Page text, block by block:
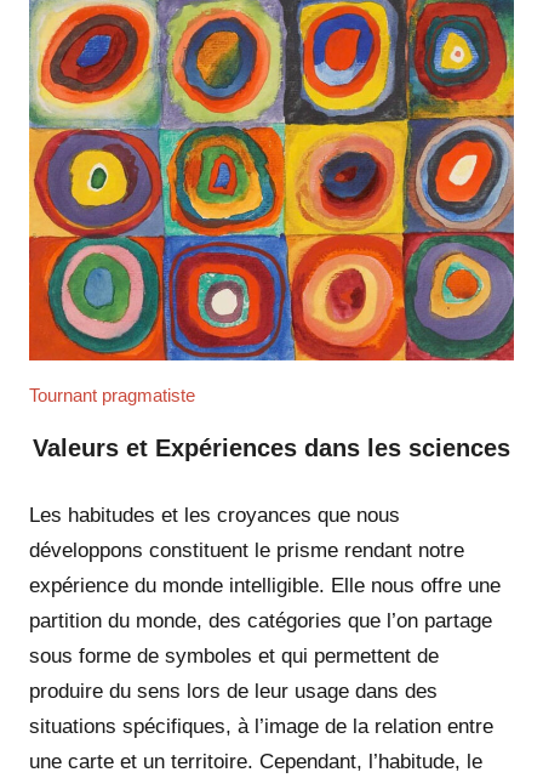
Tournant pragmatiste
Valeurs et Expériences dans les sciences
Les habitudes et les croyances que nous
développons constituent le prisme rendant notre
expérience du monde intelligible. Elle nous offre une
partition du monde, des catégories que l’on partage
sous forme de symboles et qui permettent de
produire du sens lors de leur usage dans des
situations spécifiques, à l’image de la relation entre
une carte et un territoire. Cependant, l’habitude, le